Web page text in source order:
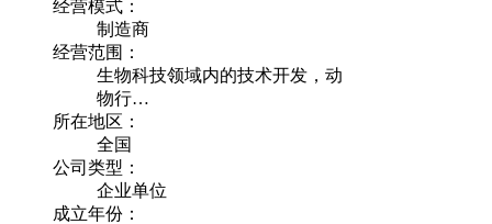
经营模式：
制造商
经营范围：
生物科技领域内的技术开发，动
物行…
所在地区：
全国
公司类型：
企业单位
成立年份：